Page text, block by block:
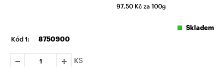
97,50 Kč za 100g
Skladem
Kód 1:
8750900
KS